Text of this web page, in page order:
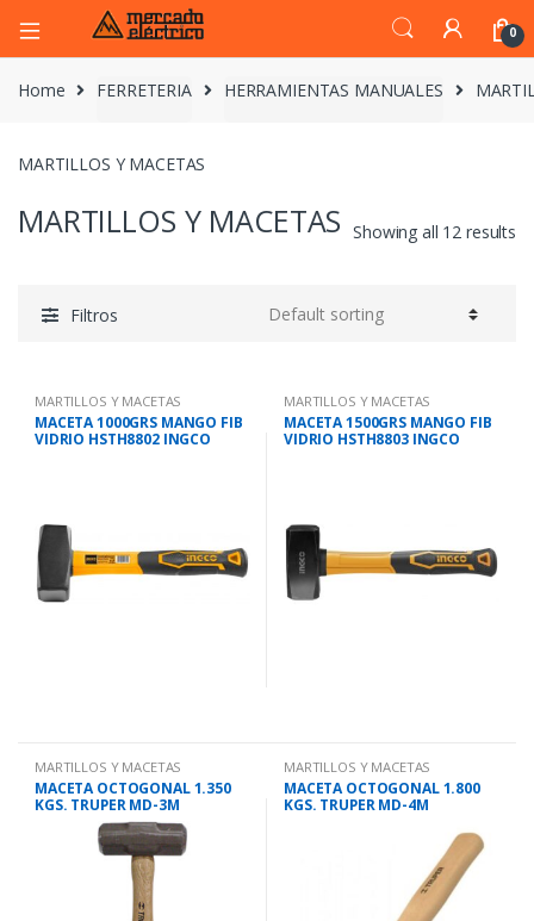
0
Home FERRETERIA HERRAMIENTAS MANUALES
MARTILLOS Y MACETAS
MARTILLOS Y MACETAS Showing all 12 results
Filtros
MARTILLOS Y MACETAS
MACETA 1000GRS MANGO FIB
VIDRIO HSTH8802 INGCO
MARTILLOS Y MACETAS
MACETA 1500GRS MANGO FIB
VIDRIO HSTH8803 INGCO
MARTILLOS Y MACETAS
MACETA OCTOGONAL 1.350
KGS. TRUPER MD-3M
MARTILLOS Y MACETAS
MACETA OCTOGONAL 1.800
KGS. TRUPER MD-4M